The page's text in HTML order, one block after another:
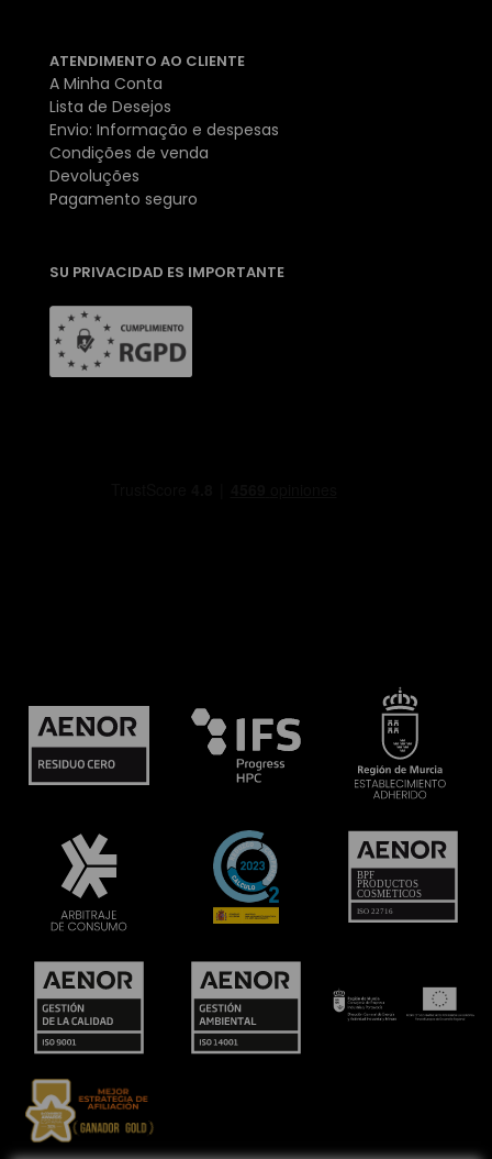
ATENDIMENTO AO CLIENTE
A Minha Conta
Lista de Desejos
Envio: Informação e despesas
Condições de venda
Devoluções
Pagamento seguro
SU PRIVACIDAD ES IMPORTANTE